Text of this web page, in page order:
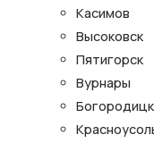
Касимов
Высоковск
Пятигорск
Вурнары
Богородицк